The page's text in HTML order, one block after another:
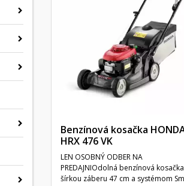
Benzínová kosačka
HRX 476 VK
LEN OSOBNÝ ODBER NA
PREDAJNIOdolná benzínová
šírkou záberu 47 cm a systémom